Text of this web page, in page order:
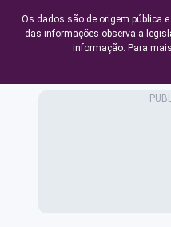
Os dados são de origem pública
das informações observa a
informação. Para